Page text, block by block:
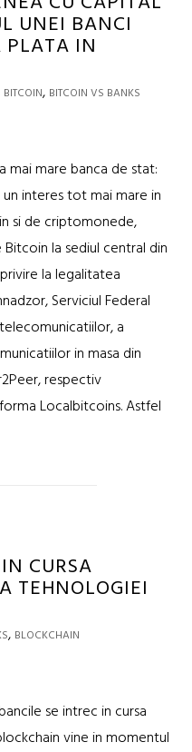
UNEI BANCI
PLATA IN
BITCOIN, BITCOIN VS BANKS
mai mare banca de stat:
interes tot mai mare in
si de criptomonede,
la sediul central din
la legalitatea
Serviciul Federal
a
in masa din
respectiv
Localbitcoins. Astfel
CURSA
TEHNOLOGIEI
, BLOCKCHAIN
se intrec in cursa
vine in momentul